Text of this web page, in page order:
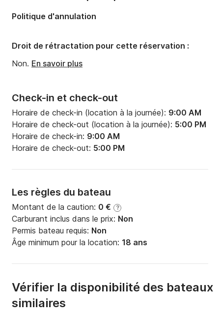
Check-in et check-out
Horaire de check-in (location à la journée): 9:00 AM
Horaire de check-out (location à la journée): 5:00 PM
Horaire de check-in: 9:00 AM
Horaire de check-out: 5:00 PM
Les règles du bateau
Montant de la caution: 0 € ?
Carburant inclus dans le prix: Non
Permis bateau requis: Non
Âge minimum pour la location: 18 ans
Politique d'annulation
Droit de rétractation pour cette réservation :
Non. En savoir plus
Vérifier la disponibilité des bateaux
similaires